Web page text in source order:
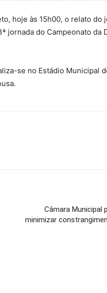
hoje às 15h00, o relato do
jornada do Campeonato da
se no Estádio Municipal
Câmara Municipal
minimizar